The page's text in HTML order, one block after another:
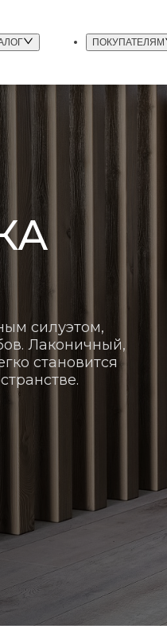
ПОКУПАТЕЛЯМ
силуэтом,
Лаконичный,
становится